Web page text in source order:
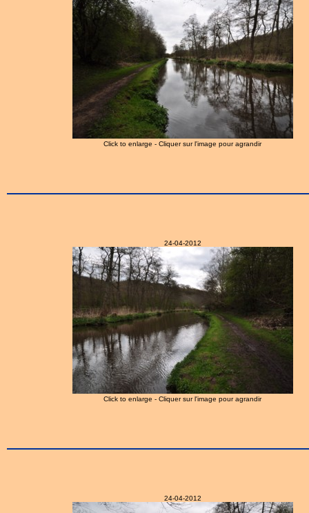
Click to enlarge - Cliquer sur l'image pour agrandir
24-04-2012
Click to enlarge - Cliquer sur l'image pour agrandir
24-04-2012